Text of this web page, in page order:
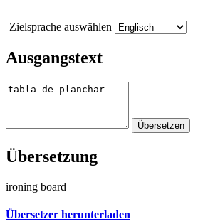
Zielsprache auswählen
Ausgangstext
Übersetzung
ironing board
Übersetzer herunterladen